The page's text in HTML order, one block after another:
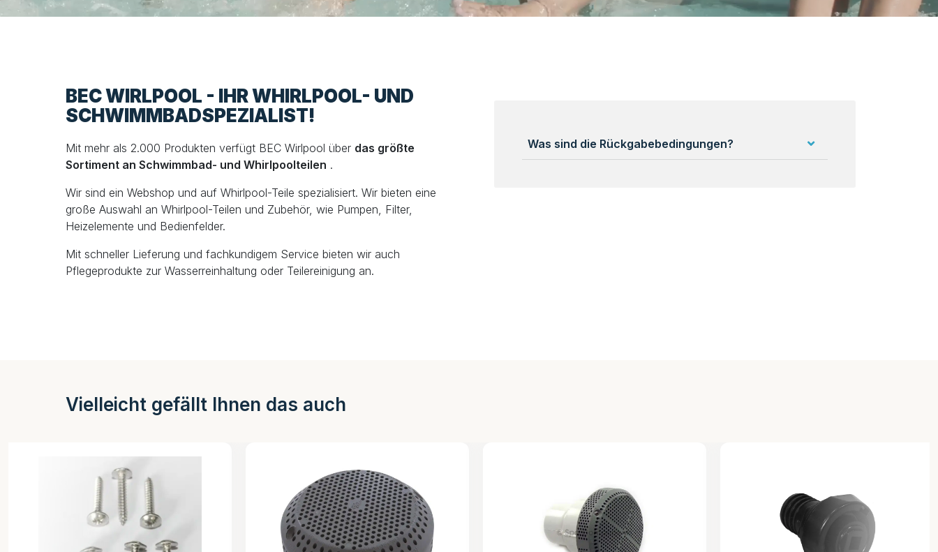
BEC WIRLPOOL - IHR WHIRLPOOL- UND
SCHWIMMBADSPEZIALIST!
Mit mehr als 2.000 Produkten verfügt BEC Wirlpool über das größte
Sortiment an Schwimmbad- und Whirlpoolteilen .
Wir sind ein Webshop und auf Whirlpool-Teile spezialisiert. Wir bieten eine
große Auswahl an Whirlpool-Teilen und Zubehör, wie Pumpen, Filter,
Heizelemente und Bedienfelder.
Mit schneller Lieferung und fachkundigem Service bieten wir auch
Pflegeprodukte zur Wasserreinhaltung oder Teilereinigung an.
Was sind die Rückgabebedingungen?
Vielleicht gefällt Ihnen das auch